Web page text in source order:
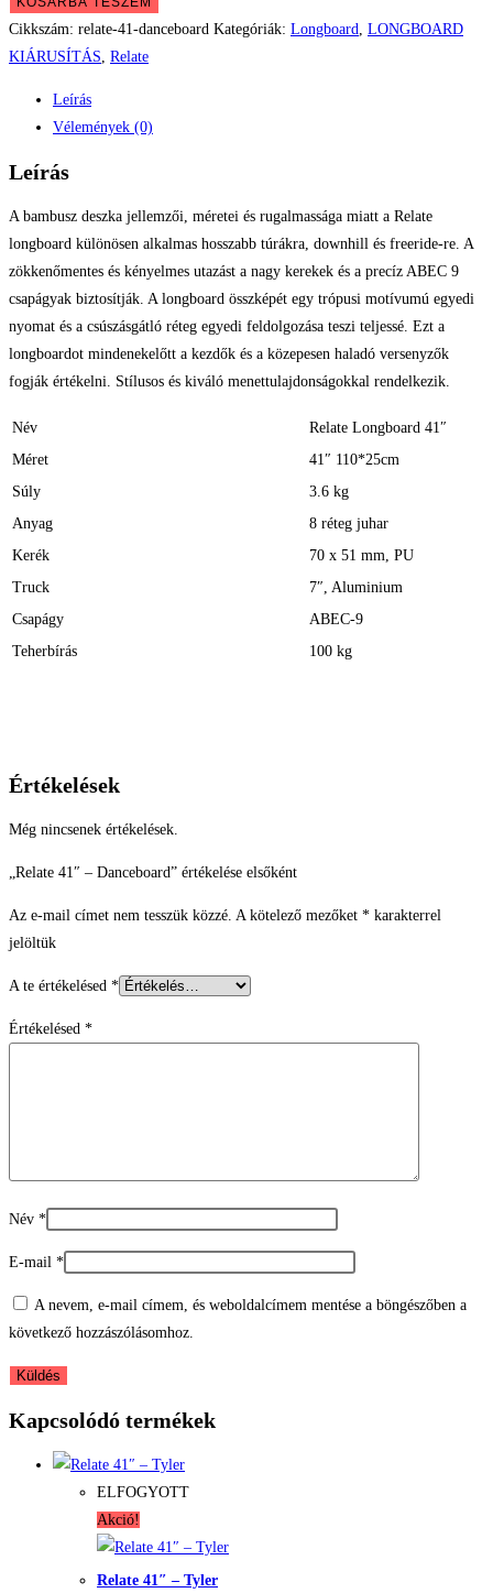
-
Danceboard
Cikkszám: relate-41-danceboard Kategóriák: Longboard, LONGBOARD
KIÁRUSÍTÁS, Relate
Leírás
Vélemények (0)
Leírás
A bambusz deszka jellemzői, méretei és rugalmassága miatt a Relate
longboard különösen alkalmas hosszabb túrákra, downhill és freeride-re. A
zökkenőmentes és kényelmes utazást a nagy kerekek és a precíz ABEC 9
csapágyak biztosítják. A longboard összképét egy trópusi motívumú egyedi
nyomat és a csúszásgátló réteg egyedi feldolgozása teszi teljessé. Ezt a
longboardot mindenekelőtt a kezdők és a közepesen haladó versenyzők
fogják értékelni. Stílusos és kiváló menettulajdonságokkal rendelkezik.
Név
Relate Longboard 41″
Méret
41″ 110*25cm
Súly
3.6 kg
Anyag
8 réteg juhar
Kerék
70 x 51 mm, PU
Truck
7″, Aluminium
Csapágy
ABEC-9
Teherbírás
100 kg
Értékelések
Még nincsenek értékelések.
„Relate 41″ – Danceboard” értékelése elsőként
Az e-mail címet nem tesszük közzé. A kötelező mezőket * karakterrel
jelöltük
A te értékelésed *
Értékelésed *
Név *
E-mail *
A nevem, e-mail címem, és weboldalcímem mentése a böngészőben a
következő hozzászólásomhoz.
Kapcsolódó termékek
ELFOGYOTT
Akció!
Relate 41″ – Tyler